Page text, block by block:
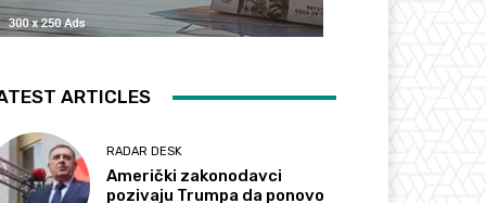
ARTICLES
RADAR DESK
Američki zakonodavci
pozivaju Trumpa da ponovo